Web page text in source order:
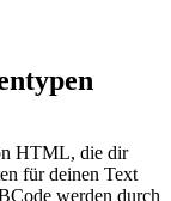
HTML, die dir
für deinen Text
werden durch